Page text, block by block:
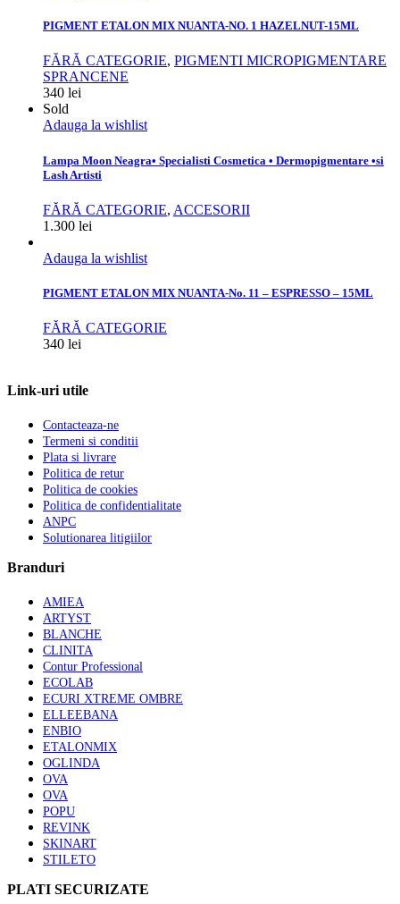
PIGMENT ETALON MIX NUANTA-NO. 1 HAZELNUT-15ML
FĂRĂ CATEGORIE, PIGMENTI MICROPIGMENTARE
SPRANCENE
340 lei
Sold
Adauga la wishlist
Lampa Moon Neagra• Specialisti Cosmetica • Dermopigmentare •si
Lash Artisti
FĂRĂ CATEGORIE, ACCESORII
1.300 lei
Adauga la wishlist
PIGMENT ETALON MIX NUANTA-No. 11 – ESPRESSO – 15ML
FĂRĂ CATEGORIE
340 lei
Link-uri utile
Contacteaza-ne
Termeni si conditii
Plata si livrare
Politica de retur
Politica de cookies
Politica de confidentialitate
ANPC
Solutionarea litigiilor
Branduri
AMIEA
ARTYST
BLANCHE
CLINITA
Contur Professional
ECOLAB
ECURI XTREME OMBRE
ELLEEBANA
ENBIO
ETALONMIX
OGLINDA
OVA
OVA
POPU
REVINK
SKINART
STILETO
PLATI SECURIZATE